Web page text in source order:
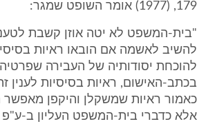
179, (1977) אומר השופט שמגר:
"בית-המשפט לא יטה אוזן קשבת
להשיב לאשמה אם הובאו ראיות
להוכחת יסודותיה של העבירה
בכתב-האישום, ראיות בסיסיות לענין
כאמור ראיות שמשקלן והיקפן